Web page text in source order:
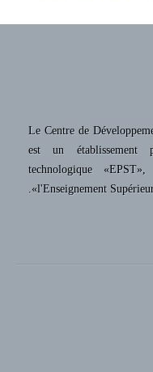
Le Centre de
est un établissement
technologique
l'Enseignement